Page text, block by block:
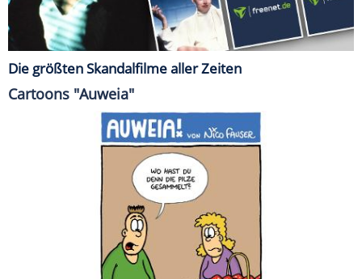
Die größten Skandalfilme aller Zeiten
Cartoons "Auweia"